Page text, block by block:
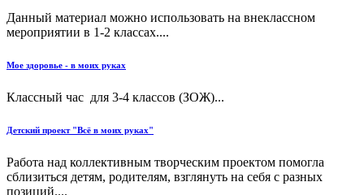
Данный материал можно использовать на внеклассном
мероприятии в 1-2 классах....
Мое здоровье - в моих руках
Классный час для 3-4 классов (ЗОЖ)...
Детский проект "Всё в моих руках"
Работа над коллективным творческим проектом помогла
сблизиться детям, родителям, взглянуть на себя с разных
позиций....